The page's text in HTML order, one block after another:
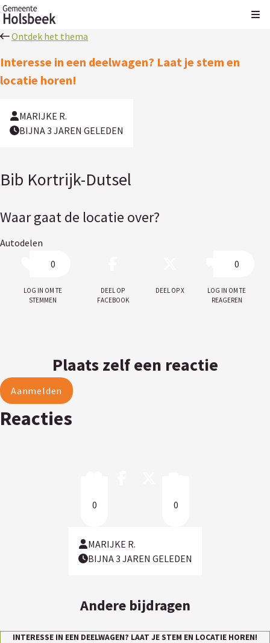
Ontdek het thema
Interesse in een deelwagen? Laat je stem en
locatie horen!
MARIJKE R.
BIJNA 3 JAREN GELEDEN
Bib Kortrijk-Dutsel
Waar gaat de locatie over?
Autodelen
0
Log in om te
stemmen
Deel op
facebook
Deel op X
0
Log in om te
reageren
Plaats zelf een reactie
Aanmelden
Reacties
0 0
MARIJKE R.
BIJNA 3 JAREN GELEDEN
Andere bijdragen
INTERESSE IN EEN DEELWAGEN? LAAT JE STEM EN LOCATIE HOREN!